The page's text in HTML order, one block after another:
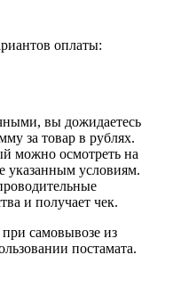
оплаты:
вы дожидаетесь
за товар в рублях.
можно осмотреть на
указанным условиям.
и получает чек.
самовывозе из
постамата.